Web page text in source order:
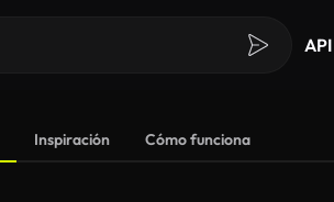
API
Inspiración Cómo funciona